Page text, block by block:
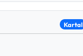
Kartal